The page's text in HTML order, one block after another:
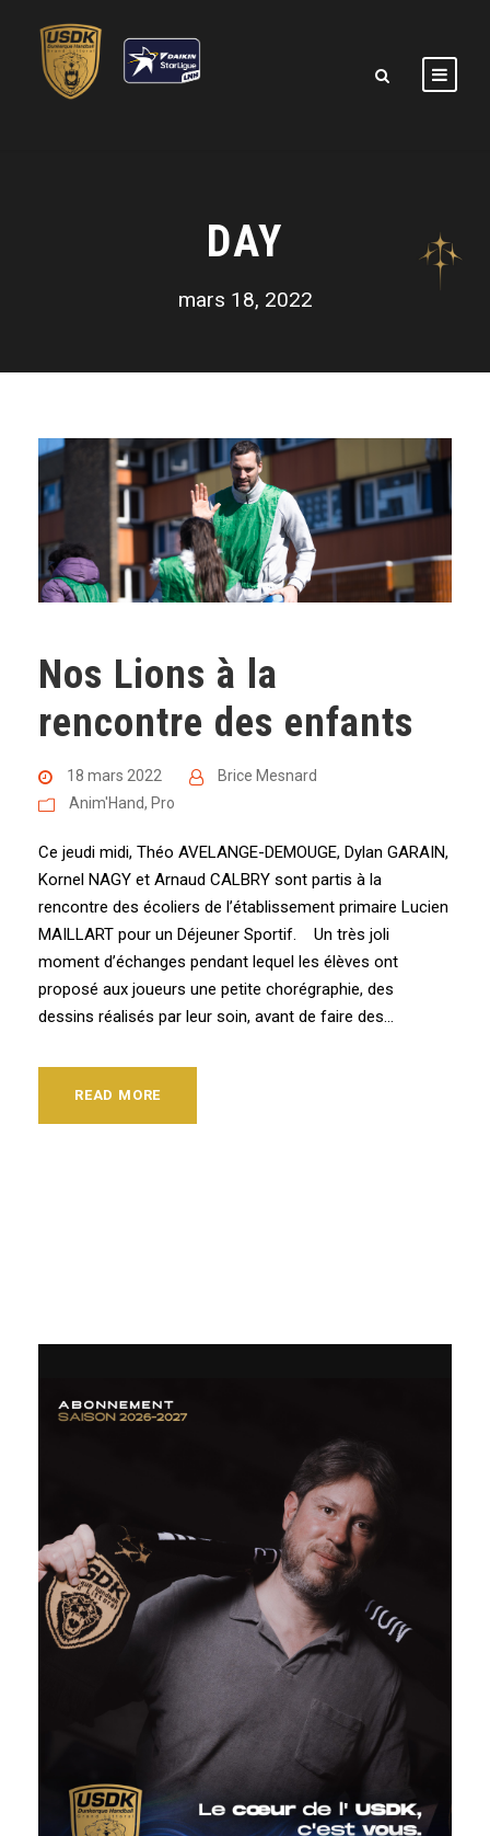
DAY
mars 18, 2022
Nos Lions à la
rencontre des enfants
18 mars 2022
Brice Mesnard
Anim'Hand, Pro
Ce jeudi midi, Théo AVELANGE-DEMOUGE, Dylan GARAIN,
Kornel NAGY et Arnaud CALBRY sont partis à la
rencontre des écoliers de l’établissement primaire Lucien
MAILLART pour un Déjeuner Sportif. Un très joli
moment d’échanges pendant lequel les élèves ont
proposé aux joueurs une petite chorégraphie, des
dessins réalisés par leur soin, avant de faire des...
READ MORE